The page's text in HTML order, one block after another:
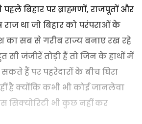
बिहार पर ब्राह्मणों, राजपूतों और
था जो बिहार को परंपराओं के
सब से गरीब राज्य बनाए रख रहे
सी जंजीरें तोड़ी हैं तो जिन के हाथों में
हैं पर पहरेदारों के बीच घिरा
है क्योंकि कभी भी कोई जानलेवा
सिक्योरिटी भी कुछ नहीं कर